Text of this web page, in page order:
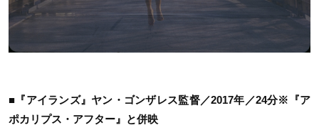
■『アイランズ』ヤン・ゴンザレス監督／2017年／24分※『ア
ポカリプス・アフター』と併映